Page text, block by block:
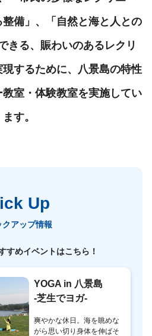
備」、「自然と海と人との
きる、賑わいのあるレクリ
するために、八景島の特性
室・体験教室を実施してい
ます。
Up
クアップ情報
すめイベントはこちら！
YOGA in 八景島
-芝生でヨガ-
爽やかな休日。海を眺めな
がら思い切り身体を伸ばそ